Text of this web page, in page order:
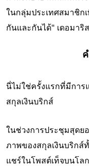
ในกลุ่มประเทศสมาชิก
กันและกันได้" เดอมาริ
นี่ไม่ใช่ครั้งแรกที่มีการ
สกุลเงินบริกส์
ในช่วงการประชุมสุดย
ภาพของสกุลเงินบริกส์
แชร์ในโพสต์เท็จบนโล